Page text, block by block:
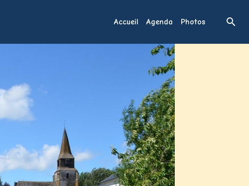
Accueil Agenda Photos